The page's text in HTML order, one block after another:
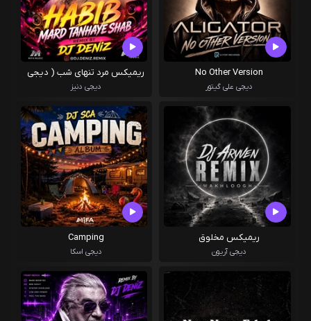
No Other Version
دیجی علی گیتور
ریمیکس مرد تنهای شب ( دیجی
دنیز )
دیجی دنیز
ریمیکس مخلوق
دیجی آریون
Camping
دیجی اسکا